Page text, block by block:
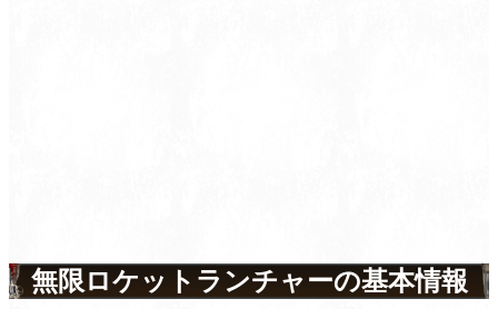
無限ロケットランチャーの基本情報